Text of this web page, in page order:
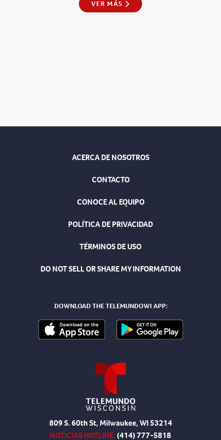
VER MÁS
ACERCA DE NOSOTROS
CONTACTO
CONOCE AL EQUIPO
POLÍTICA DE PRIVACIDAD
TÉRMINOS DE USO
DO NOT SELL OR SHARE MY INFORMATION
DOWNLOAD THE TELEMUNDOWI APP:
809 S. 60th St, Milwaukee, WI 53214
NOTICIAS HOTLINE:(414) 777-5818